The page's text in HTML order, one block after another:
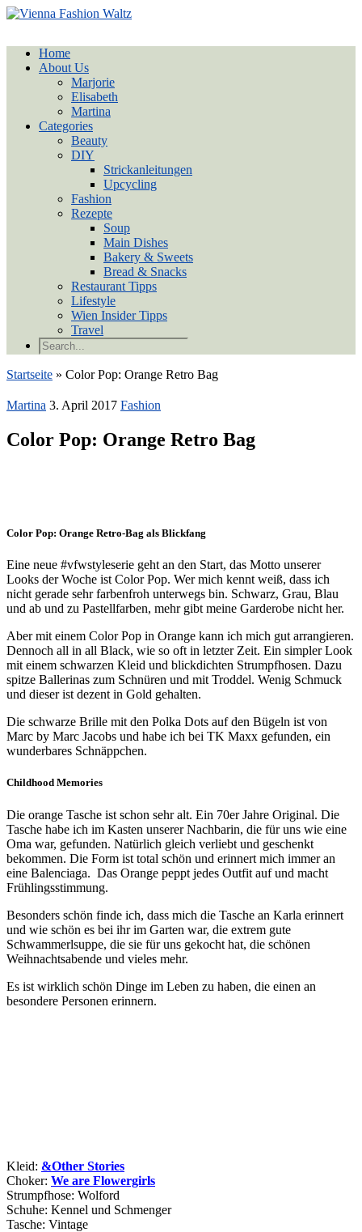
Home
About Us
Marjorie
Elisabeth
Martina
Categories
Beauty
DIY
Strickanleitungen
Upcycling
Fashion
Rezepte
Soup
Main Dishes
Bakery & Sweets
Bread & Snacks
Restaurant Tipps
Lifestyle
Wien Insider Tipps
Travel
Startseite » Color Pop: Orange Retro Bag
Martina 3. April 2017 Fashion
Color Pop: Orange Retro Bag
Color Pop: Orange Retro-Bag als Blickfang
Eine neue #vfwstyleserie geht an den Start, das Motto unserer
Looks der Woche ist Color Pop. Wer mich kennt weiß, dass ich
nicht gerade sehr farbenfroh unterwegs bin. Schwarz, Grau, Blau
und ab und zu Pastellfarben, mehr gibt meine Garderobe nicht her.
Aber mit einem Color Pop in Orange kann ich mich gut arrangieren.
Dennoch all in all Black, wie so oft in letzter Zeit. Ein simpler Look
mit einem schwarzen Kleid und blickdichten Strumpfhosen. Dazu
spitze Ballerinas zum Schnüren und mit Troddel. Wenig Schmuck
und dieser ist dezent in Gold gehalten.
Die schwarze Brille mit den Polka Dots auf den Bügeln ist von
Marc by Marc Jacobs und habe ich bei TK Maxx gefunden, ein
wunderbares Schnäppchen.
Childhood Memories
Die orange Tasche ist schon sehr alt. Ein 70er Jahre Original. Die
Tasche habe ich im Kasten unserer Nachbarin, die für uns wie eine
Oma war, gefunden. Natürlich gleich verliebt und geschenkt
bekommen. Die Form ist total schön und erinnert mich immer an
eine Balenciaga. Das Orange peppt jedes Outfit auf und macht
Frühlingsstimmung.
Besonders schön finde ich, dass mich die Tasche an Karla erinnert
und wie schön es bei ihr im Garten war, die extrem gute
Schwammerlsuppe, die sie für uns gekocht hat, die schönen
Weihnachtsabende und vieles mehr.
Es ist wirklich schön Dinge im Leben zu haben, die einen an
besondere Personen erinnern.
Kleid: &Other Stories
Choker: We are Flowergirls
Strumpfhose: Wolford
Schuhe: Kennel und Schmenger
Tasche: Vintage